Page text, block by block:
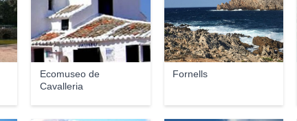
Ecomuseo de
Cavalleria
Fornells